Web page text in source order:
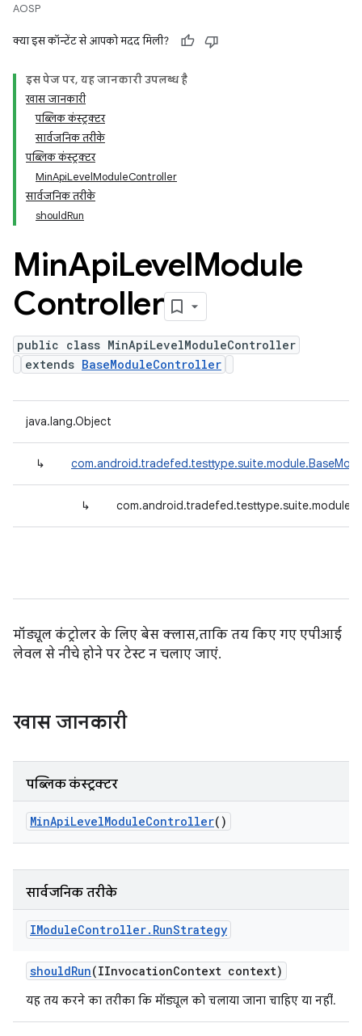
AOSP
क्या इस कॉन्टेंट से आपको मदद मिली?
इस पेज पर, यह जानकारी उपलब्ध है
खास जानकारी
पब्लिक कंस्ट्रक्टर
सार्वजनिक तरीके
पब्लिक कंस्ट्रक्टर
MinApiLevelModuleController
सार्वजनिक तरीके
shouldRun
MinApiLevelModule
Controller
public class MinApiLevelModuleController
extends BaseModuleController
java.lang.Object
↳
↳
मॉड्यूल कंट्रोलर के लिए बेस क्लास, ताकि तय किए गए एपीआई
लेवल से नीचे होने पर टेस्ट न चलाए जाएं.
खास जानकारी
पब्लिक कंस्ट्रक्टर
MinApiLevelModuleController()
सार्वजनिक तरीके
IModuleController. RunStrategy
shouldRun(IInvocationContext context)
यह तय करने का तरीका कि मॉड्यूल को चलाया जाना चाहिए या नहीं.